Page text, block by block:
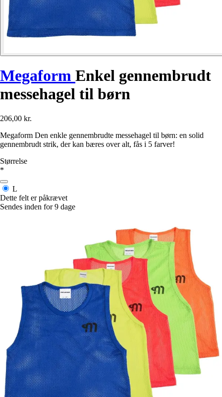
Megaform Enkel gennembrudt
messehagel til børn
206,00 kr.
Megaform Den enkle gennembrudte messehagel til børn: en solid
gennembrudt strik, der kan bæres over alt, fås i 5 farver!
Størrelse
*
L
Dette felt er påkrævet
Sendes inden for 9 dage